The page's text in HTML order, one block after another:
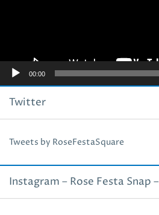
00:00
Twitter
Tweets by RoseFestaSquare
Instagram – Rose Festa Snap –